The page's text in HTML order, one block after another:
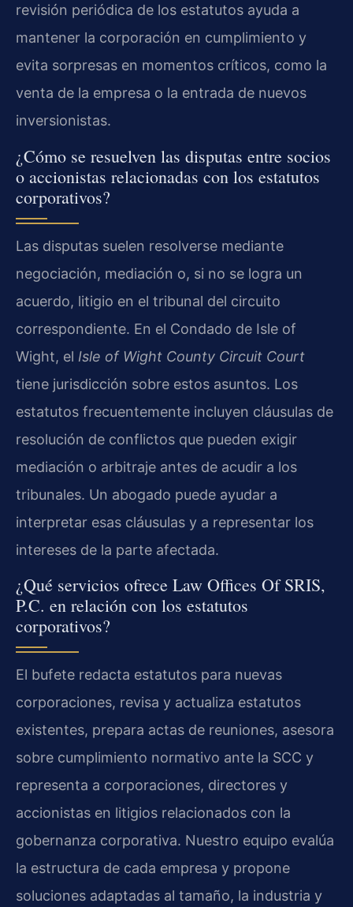
revisión periódica de los estatutos ayuda a
mantener la corporación en cumplimiento y
evita sorpresas en momentos críticos, como la
venta de la empresa o la entrada de nuevos
inversionistas.
¿Cómo se resuelven las disputas entre socios
o accionistas relacionadas con los estatutos
corporativos?
Las disputas suelen resolverse mediante
negociación, mediación o, si no se logra un
acuerdo, litigio en el tribunal del circuito
correspondiente. En el Condado de Isle of
Wight, el Isle of Wight County Circuit Court
tiene jurisdicción sobre estos asuntos. Los
estatutos frecuentemente incluyen cláusulas de
resolución de conflictos que pueden exigir
mediación o arbitraje antes de acudir a los
tribunales. Un abogado puede ayudar a
interpretar esas cláusulas y a representar los
intereses de la parte afectada.
¿Qué servicios ofrece Law Offices Of SRIS,
P.C. en relación con los estatutos
corporativos?
El bufete redacta estatutos para nuevas
corporaciones, revisa y actualiza estatutos
existentes, prepara actas de reuniones, asesora
sobre cumplimiento normativo ante la SCC y
representa a corporaciones, directores y
accionistas en litigios relacionados con la
gobernanza corporativa. Nuestro equipo evalúa
la estructura de cada empresa y propone
soluciones adaptadas al tamaño, la industria y